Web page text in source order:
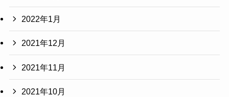
2022年1月
2021年12月
2021年11月
2021年10月